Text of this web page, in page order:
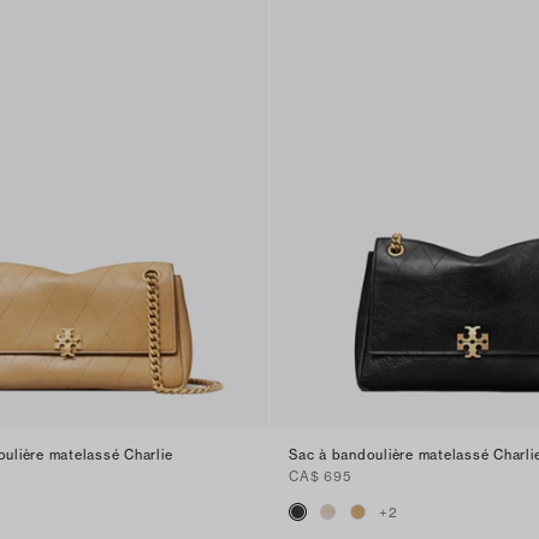
matelassé Charlie
Sac à bandoulière matelassé
CA$ 695
+2